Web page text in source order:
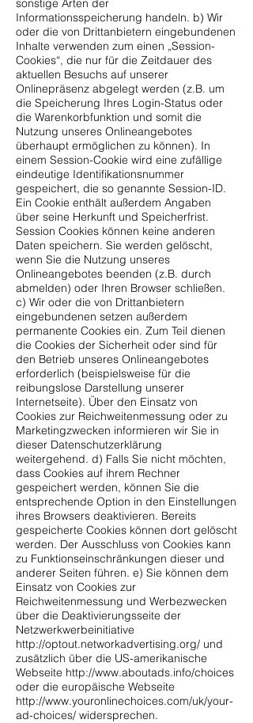
sonstige Arten der
Informationsspeicherung handeln. b) Wir
oder die von Drittanbietern eingebundenen
Inhalte verwenden zum einen „Session-
Cookies“, die nur für die Zeitdauer des
aktuellen Besuchs auf unserer
Onlinepräsenz abgelegt werden (z.B. um
die Speicherung Ihres Login-Status oder
die Warenkorbfunktion und somit die
Nutzung unseres Onlineangebotes
überhaupt ermöglichen zu können). In
einem Session-Cookie wird eine zufällige
eindeutige Identifikationsnummer
gespeichert, die so genannte Session-ID.
Ein Cookie enthält außerdem Angaben
über seine Herkunft und Speicherfrist.
Session Cookies können keine anderen
Daten speichern. Sie werden gelöscht,
wenn Sie die Nutzung unseres
Onlineangebotes beenden (z.B. durch
abmelden) oder Ihren Browser schließen.
c) Wir oder die von Drittanbietern
eingebundenen setzen außerdem
permanente Cookies ein. Zum Teil dienen
die Cookies der Sicherheit oder sind für
den Betrieb unseres Onlineangebotes
erforderlich (beispielsweise für die
reibungslose Darstellung unserer
Internetseite). Über den Einsatz von
Cookies zur Reichweitenmessung oder zu
Marketingzwecken informieren wir Sie in
dieser Datenschutzerklärung
weitergehend. d) Falls Sie nicht möchten,
dass Cookies auf ihrem Rechner
gespeichert werden, können Sie die
entsprechende Option in den Einstellungen
ihres Browsers deaktivieren. Bereits
gespeicherte Cookies können dort gelöscht
werden. Der Ausschluss von Cookies kann
zu Funktionseinschränkungen dieser und
anderer Seiten führen. e) Sie können dem
Einsatz von Cookies zur
Reichweitenmessung und Werbezwecken
über die Deaktivierungsseite der
Netzwerkwerbeinitiative
http://optout.networkadvertising.org/ und
zusätzlich über die US-amerikanische
Webseite http://www.aboutads.info/choices
oder die europäische Webseite
http://www.youronlinechoices.com/uk/your-
ad-choices/ widersprechen.